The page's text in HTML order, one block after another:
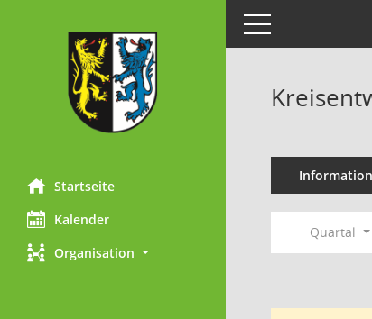
Startseite
Kalender
Organisation
Toggle navigation
Quartal